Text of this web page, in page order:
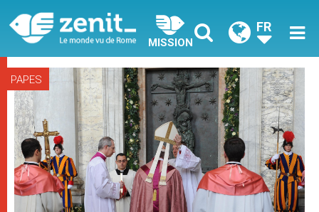
MISSION
FR
PAPES